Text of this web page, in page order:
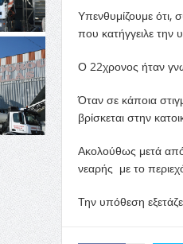
Υπενθυμίζουμε ότι,
που κατήγγειλε την
Ο 22χρονος ήταν
Όταν σε κάποια
βρίσκεται στην
Ακολούθως μετά
νεαρής με το
Την υπόθεση